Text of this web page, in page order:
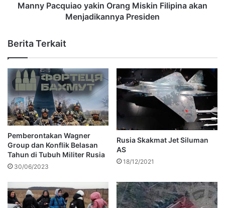
Manny Pacquiao yakin Orang Miskin Filipina akan
Menjadikannya Presiden
Berita Terkait
Pemberontakan Wagner
Group dan Konflik Belasan
Tahun di Tubuh Militer Rusia
30/06/2023
Rusia Skakmat Jet Siluman
AS
18/12/2021